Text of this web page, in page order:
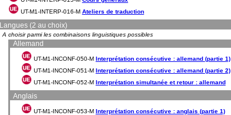
UT-M1-INTERP-016-M Ateliers de traduction
Langues (2 au choix)
A choisir parmi les combinaisons linguistiques possibles
Allemand
UT-M1-INCONF-050-M Interprétation consécutive : allemand (partie 1)
UT-M1-INCONF-051-M Interprétation consécutive : allemand (partie 2)
UT-M1-INCONF-052-M Interprétation simultanée et retour : allemand
Anglais
UT-M1-INCONF-053-M Interprétation consécutive : anglais (partie 1)